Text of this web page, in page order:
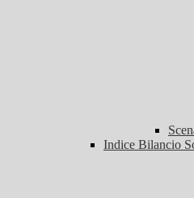
Indice Bilancio